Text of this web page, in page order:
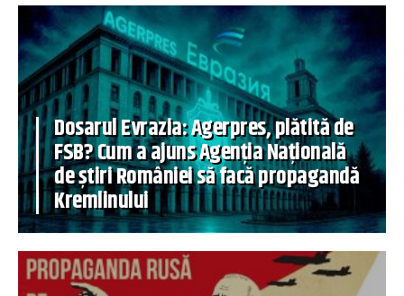
Dosarul Evrazia: Agerpres, plătită de
FSB? Cum a ajuns Agenția Națională
de știri României să facă propagandă
Kremlinului